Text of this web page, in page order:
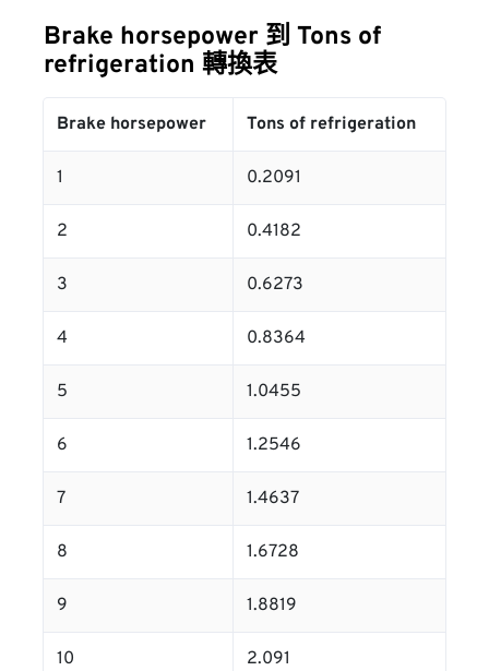
Brake horsepower 到 Tons of
refrigeration 轉換表
Brake horsepower Tons of refrigeration
1 0.2091
2 0.4182
3 0.6273
4 0.8364
5 1.0455
6 1.2546
7 1.4637
8 1.6728
9 1.8819
10 2.091